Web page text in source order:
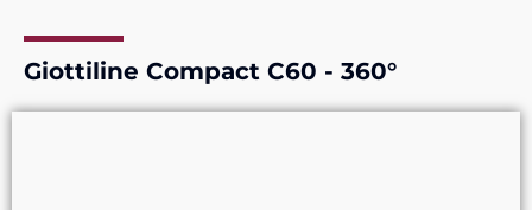
Giottiline Compact C60 - 360°